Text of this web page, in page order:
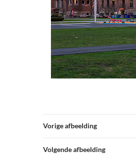
Vorige afbeelding
Volgende afbeelding